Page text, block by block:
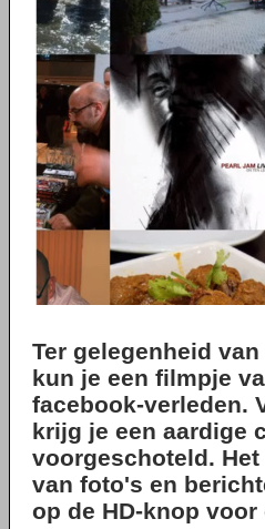
Ter gelegenheid
kun je een filmpje
facebook-verleden.
krijg je een aardige
voorgeschoteld.
van foto's en
op de HD-knop